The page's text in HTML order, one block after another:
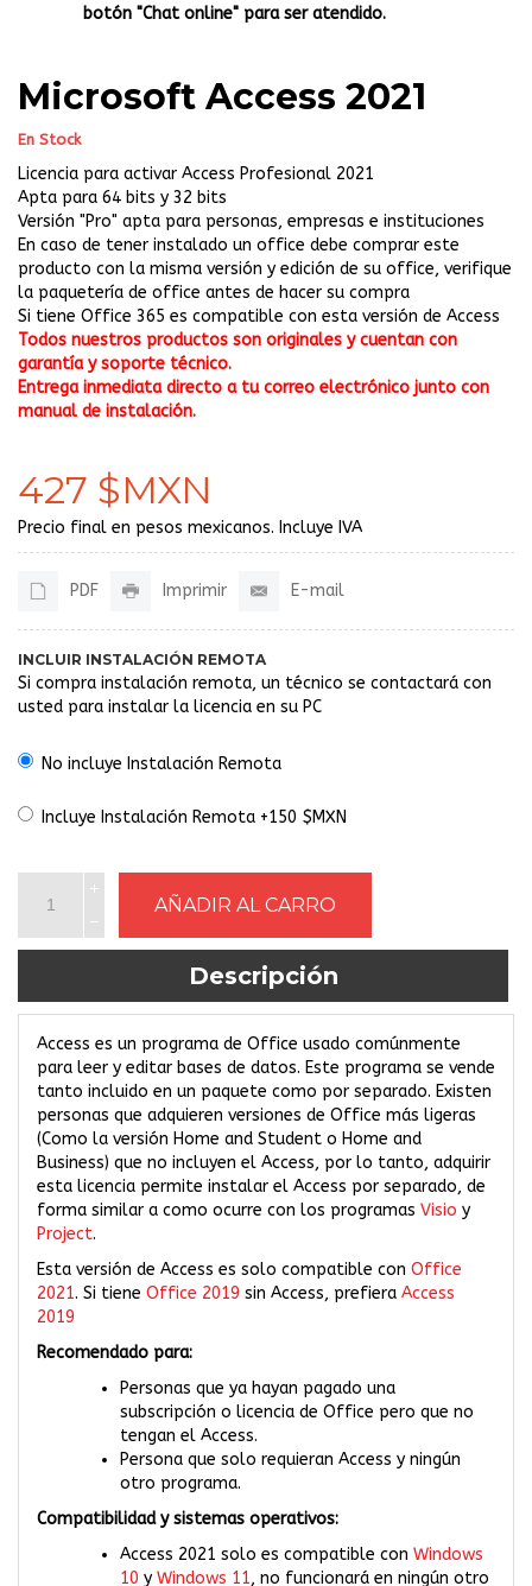
botón "Chat online" para ser atendido.
Microsoft Access 2021
En Stock
Licencia para activar Access Profesional 2021
Apta para 64 bits y 32 bits
Versión "Pro" apta para personas, empresas e instituciones
En caso de tener instalado un office debe comprar este
producto con la misma versión y edición de su office, verifique
la paquetería de office antes de hacer su compra
Si tiene Office 365 es compatible con esta versión de Access
Todos nuestros productos son originales y cuentan con
garantía y soporte técnico.
Entrega inmediata directo a tu correo electrónico junto con
manual de instalación.
427 $MXN
Precio final en pesos mexicanos. Incluye IVA
PDF Imprimir E-mail
INCLUIR INSTALACIÓN REMOTA
Si compra instalación remota, un técnico se contactará con
usted para instalar la licencia en su PC
No incluye Instalación Remota
Incluye Instalación Remota +150 $MXN
Descripción
Access es un programa de Office usado comúnmente
para leer y editar bases de datos. Este programa se vende
tanto incluido en un paquete como por separado. Existen
personas que adquieren versiones de Office más ligeras
(Como la versión Home and Student o Home and
Business) que no incluyen el Access, por lo tanto, adquirir
esta licencia permite instalar el Access por separado, de
forma similar a como ocurre con los programas Visio y
Project.
Esta versión de Access es solo compatible con Office
2021. Si tiene Office 2019 sin Access, prefiera Access
2019
Recomendado para:
Personas que ya hayan pagado una
subscripción o licencia de Office pero que no
tengan el Access.
Persona que solo requieran Access y ningún
otro programa.
Compatibilidad y sistemas operativos:
Access 2021 solo es compatible con Windows
10 y Windows 11, no funcionará en ningún otro